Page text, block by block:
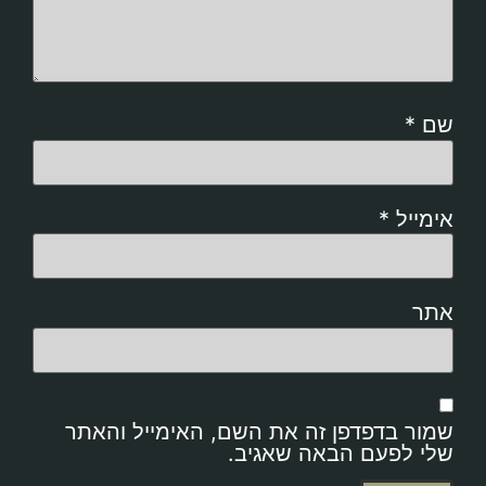
שם *
אימייל *
אתר
שמור בדפדפן זה את השם, האימייל והאתר
שלי לפעם הבאה שאגיב.